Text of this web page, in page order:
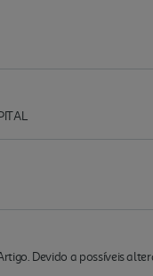
Devido a possíveis